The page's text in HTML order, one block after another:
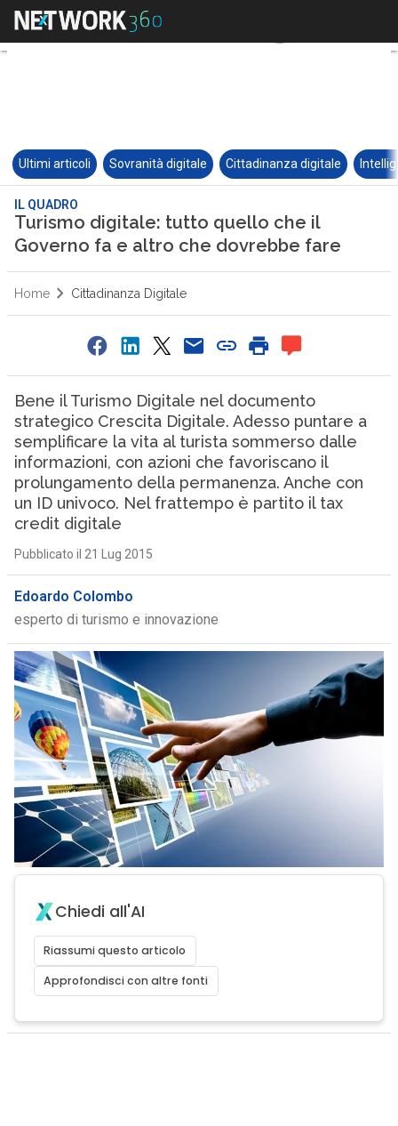
Ultimi articoli Sovranità digitale Cittadinanza digitale
IL QUADRO
Turismo digitale: tutto quello che il
Governo fa e altro che dovrebbe fare
Home Cittadinanza Digitale
Bene il Turismo Digitale nel documento
strategico Crescita Digitale. Adesso puntare a
semplificare la vita al turista sommerso dalle
informazioni, con azioni che favoriscano il
prolungamento della permanenza. Anche con
un ID univoco. Nel frattempo è partito il tax
credit digitale
Pubblicato il 21 Lug 2015
Edoardo Colombo
esperto di turismo e innovazione
Chiedi all'AI
Riassumi questo articolo
Approfondisci con altre fonti